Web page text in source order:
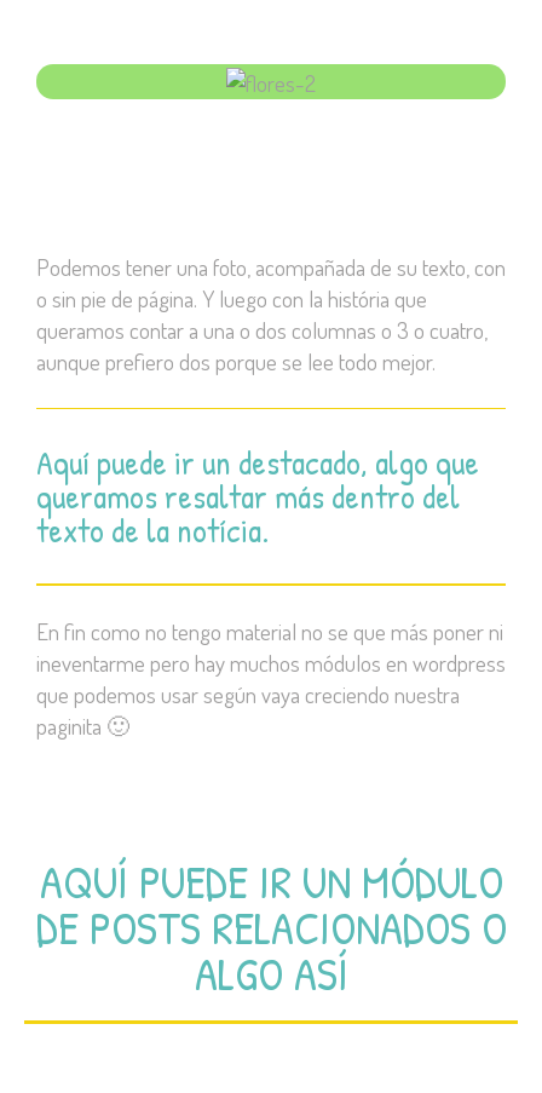
Podemos tener una foto, acompañada de su texto, con
o sin pie de página. Y luego con la história que
queramos contar a una o dos columnas o 3 o cuatro,
aunque prefiero dos porque se lee todo mejor.
Aquí puede ir un destacado, algo que
queramos resaltar más dentro del
texto de la notícia.
En fin como no tengo material no se que más poner ni
ineventarme pero hay muchos módulos en wordpress
que podemos usar según vaya creciendo nuestra
paginita 🙂
AQUÍ PUEDE IR UN MÓDULO
DE POSTS RELACIONADOS O
ALGO ASÍ